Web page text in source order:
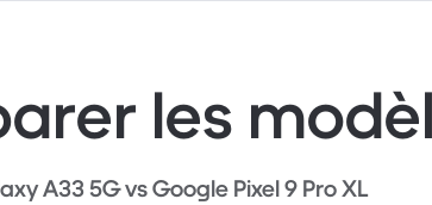
les
A33 5G vs Google Pixel 9 Pro XL